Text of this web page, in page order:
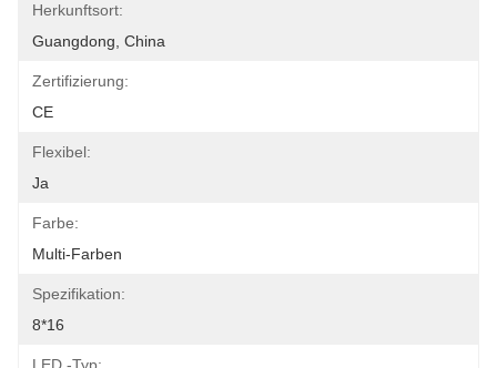
Herkunftsort:
Guangdong, China
Zertifizierung:
CE
Flexibel:
Ja
Farbe:
Multi-Farben
Spezifikation:
8*16